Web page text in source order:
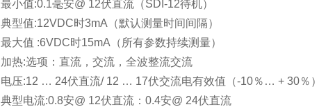
最小值:0.1毫安@ 12伏直流（SDI-12待机）
典型值:12VDC时3mA（默认测量时间间隔）
最大值 :6VDC时15mA（所有参数持续测量）
加热:选项：直流，交流，全波整流交流
电压:12 … 24伏直流/ 12 … 17伏交流电有效值（-10％… + 30％）
典型电流:0.8安@ 12伏直流：0.4安@ 24伏直流